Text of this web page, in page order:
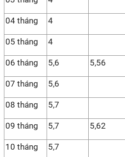
04 tháng 4
05 tháng 4
06 tháng 5,6 5,56
07 tháng 5,6
08 tháng 5,7
09 tháng 5,7 5,62
10 tháng 5,7